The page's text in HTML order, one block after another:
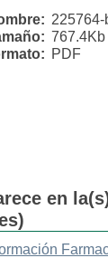
225764-
767.4Kb
PDF
en